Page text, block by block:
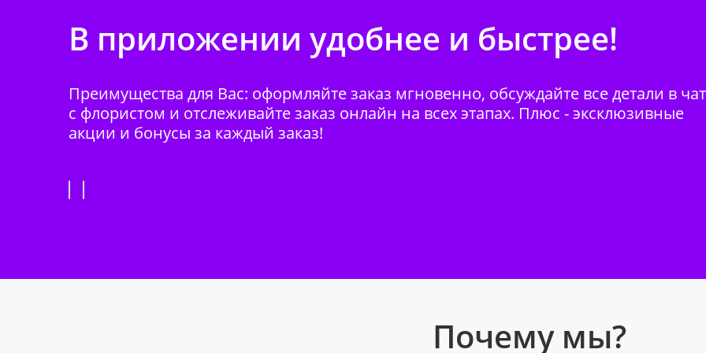
В приложении удобнее и быстрее!
Преимущества для Вас: оформляйте заказ мгновенно, обсуждайте все детали в
с флористом и отслеживайте заказ онлайн на всех этапах. Плюс - эксклюзивные
акции и бонусы за каждый заказ!
Почему мы?